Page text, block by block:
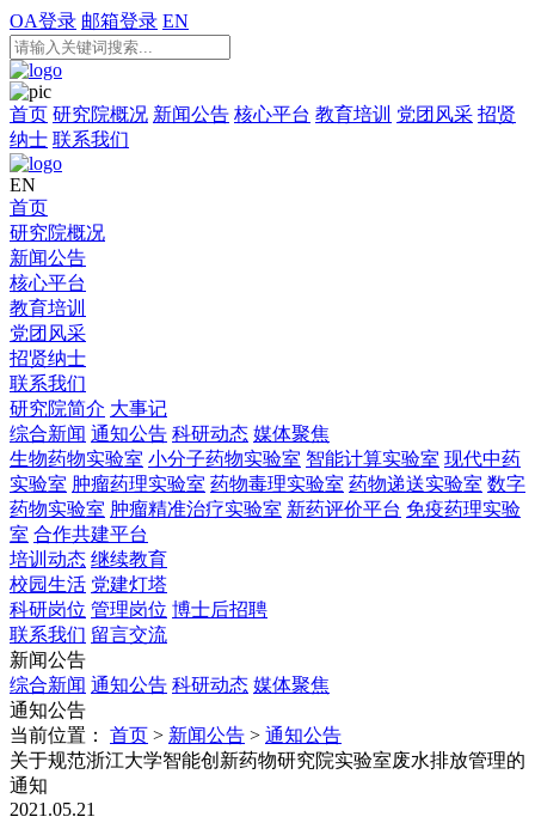
OA登录 邮箱登录 EN
首页 研究院概况 新闻公告 核心平台 教育培训 党团风采 招贤
纳士 联系我们
EN
首页
研究院概况
新闻公告
核心平台
教育培训
党团风采
招贤纳士
联系我们
研究院简介 大事记
综合新闻 通知公告 科研动态 媒体聚焦
生物药物实验室 小分子药物实验室 智能计算实验室 现代中药
实验室 肿瘤药理实验室 药物毒理实验室 药物递送实验室 数字
药物实验室 肿瘤精准治疗实验室 新药评价平台 免疫药理实验
室 合作共建平台
培训动态 继续教育
校园生活 党建灯塔
科研岗位 管理岗位 博士后招聘
联系我们 留言交流
新闻公告
综合新闻 通知公告 科研动态 媒体聚焦
通知公告
当前位置：
首页 > 新闻公告 > 通知公告
关于规范浙江大学智能创新药物研究院实验室废水排放管理的
通知
2021.05.21